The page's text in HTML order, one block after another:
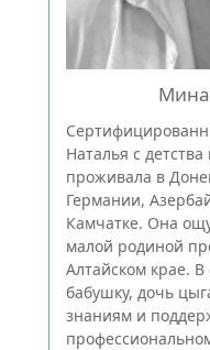
Наталья с
проживала в
Германии,
Камчатке. Она
малой родиной
Алтайском крае.
бабушку, дочь
знаниям и